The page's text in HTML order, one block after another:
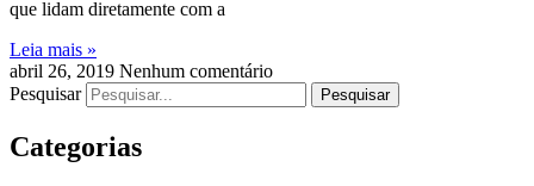
que lidam diretamente com a
Leia mais »
abril 26, 2019 Nenhum comentário
Pesquisar
Pesquisar
Categorias